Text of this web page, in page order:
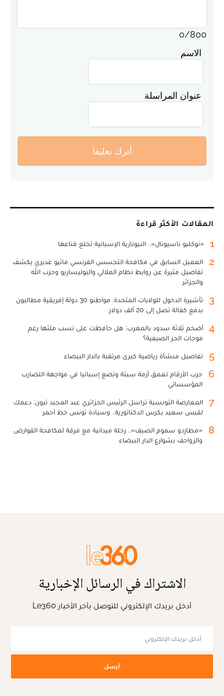
0/800
الاسم
عنوان المراسلة
أترك تعليقا
المقالات الأكثر قراءة
1 «نوكليو ناسيونال».. النيونازية الإسبانية تخلع قناعها
2
العميل السابق في مكافحة التجسس الفرنسي ماثيو غديري يكشف
تفاصيل مثيرة عن روابط نظام الملالي والبوليساريو وحزب الله
والجزائر
3
تأشيرة الدخول للولايات المتحدة: مواطنو 30 دولة إفريقية مطالبون
بدفع كفالة تصل إلى 20 ألف دولار
4
أضخم ثلاثة سدود بالمغرب: هل حافظت على نسب ملئها رغم
موجات الحر الصيفية؟
5 تفاصيل منشأة رياضية كبرى مرتقبة بالدار البيضاء
6
حرب الأرقام تعمق أزمة سبتة وتضع إسبانيا في مواجهة التضارب
المؤسساتي
7
المعارضة التونسية تراسل الرئيس الجزائري عبد المجيد تبون: دعمك
لقيس سعيد يكرس الدكتاتورية.. وسيادة تونس خط أحمر
8
«مطارِدو سموم الصيف».. رحلة ميدانية مع فرقة لمكافحة القوارض
والزواحف بشوارع الدار البيضاء
الاشتراك في الرسائل الإخبارية
أدخل بريدك الإلكتروني للتوصل بآخر الأخبار Le360
أرسل